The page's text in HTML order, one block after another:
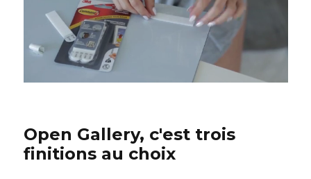
Open Gallery, c'est trois
finitions au choix